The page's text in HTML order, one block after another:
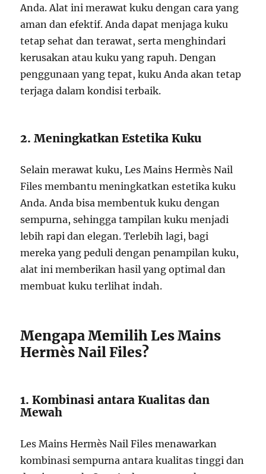
Anda. Alat ini merawat kuku dengan cara yang
aman dan efektif. Anda dapat menjaga kuku
tetap sehat dan terawat, serta menghindari
kerusakan atau kuku yang rapuh. Dengan
penggunaan yang tepat, kuku Anda akan tetap
terjaga dalam kondisi terbaik.
2. Meningkatkan Estetika Kuku
Selain merawat kuku, Les Mains Hermès Nail
Files membantu meningkatkan estetika kuku
Anda. Anda bisa membentuk kuku dengan
sempurna, sehingga tampilan kuku menjadi
lebih rapi dan elegan. Terlebih lagi, bagi
mereka yang peduli dengan penampilan kuku,
alat ini memberikan hasil yang optimal dan
membuat kuku terlihat indah.
Mengapa Memilih Les Mains
Hermès Nail Files?
1. Kombinasi antara Kualitas dan
Mewah
Les Mains Hermès Nail Files menawarkan
kombinasi sempurna antara kualitas tinggi dan